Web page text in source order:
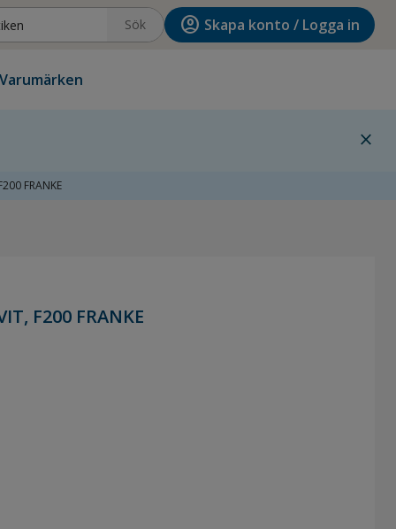
Sök account_circle Skapa konto / Logga in
Varumärken
close
FRANKE
F200 FRANKE